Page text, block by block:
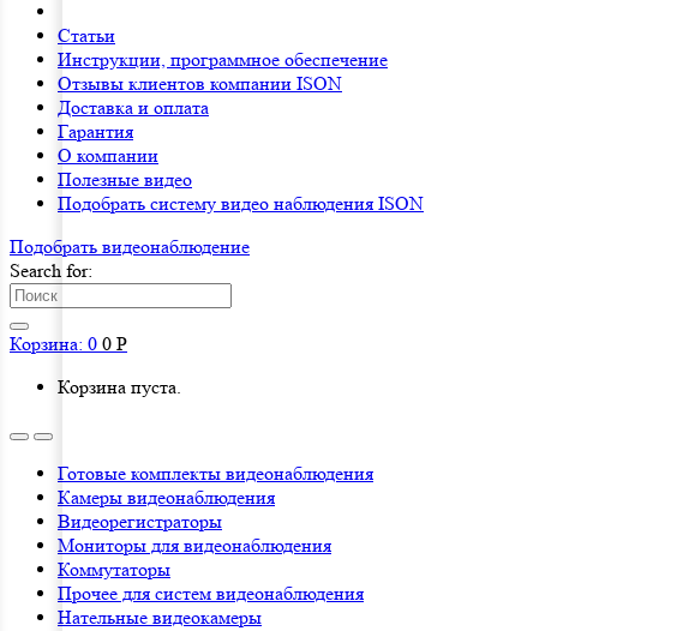
Статьи
Инструкции, программное обеспечение
Отзывы клиентов компании ISON
Доставка и оплата
Гарантия
О компании
Полезные видео
Подобрать систему видео наблюдения ISON
Подобрать видеонаблюдениe
Search for:
Корзина: 0 0 Р
Корзина пуста.
Готовые комплекты видеонаблюдения
Камеры видеонаблюдения
Видеорегистраторы
Мониторы для видеонаблюдения
Коммутаторы
Прочее для систем видеонаблюдения
Нательные видеокамеры